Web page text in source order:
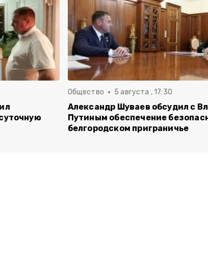
Общество 5 августа , 17:30
Александр Шуваев обсудил с
Путиным обеспечение
белгородском приграничье